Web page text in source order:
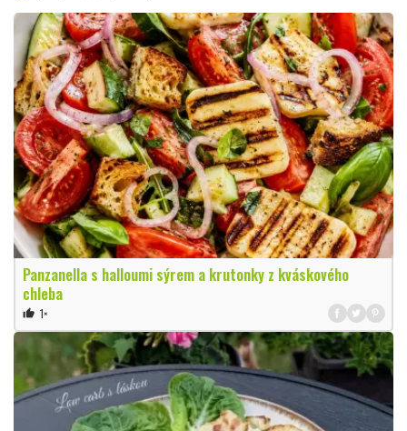
Panzanella s halloumi sýrem a krutonky z kváskového
chleba
thumb_up 1×